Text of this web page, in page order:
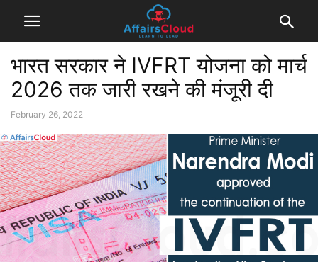
भारत सरकार ने IVFRT योजना को मार्च
2026 तक जारी रखने की मंजूरी दी
February 26, 2022